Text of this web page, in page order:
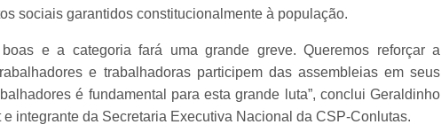
sociais garantidos constitucionalmente à população.
e a categoria fará uma grande greve. Queremos reforçar a
e trabalhadoras participem das assembleias em seus
é fundamental para esta grande luta”, conclui Geraldinho
integrante da Secretaria Executiva Nacional da CSP-Conlutas.